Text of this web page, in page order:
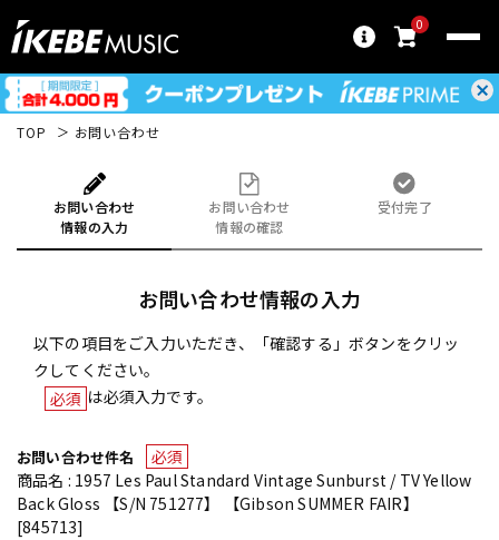
0
TOP お問い合わせ
お問い合わせ
情報の入力
お問い合わせ
情報の確認
受付完了
お問い合わせ情報の入力
以下の項目をご入力いただき、「確認する」ボタンをクリッ
クしてください。
必須 は必須入力です。
お問い合わせ件名
必須
商品名 : 1957 Les Paul Standard Vintage Sunburst / TV Yellow
Back Gloss 【S/N 751277】 【Gibson SUMMER FAIR】
[845713]